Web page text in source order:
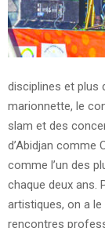
disciplines et plus
marionnette, le
slam et des
d’Abidjan comme
comme l’un des
chaque deux ans.
artistiques, on a
rencontres